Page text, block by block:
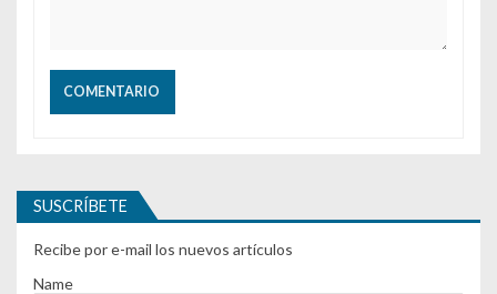
SUSCRÍBETE
Recibe por e-mail los nuevos artículos
Name